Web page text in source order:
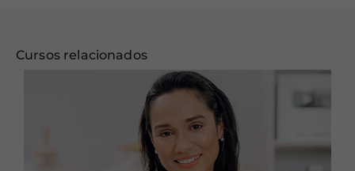
Cursos relacionados